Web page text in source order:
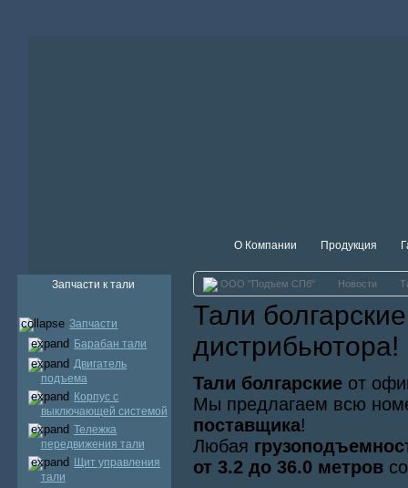
О Компании Продукция
Запчасти к тали
Запчасти
Барабан тали
Двигатель
подъема
Корпус с
выключающей системой
Тележка
передвижения тали
Щит управления
тали
ООО "Подъем СПб" Новости
Тали
дистрибьютора!
Тали болгарские от
Мы предлагаем всю
поставщика!
Любая
от 3.2 до 36.0 метров